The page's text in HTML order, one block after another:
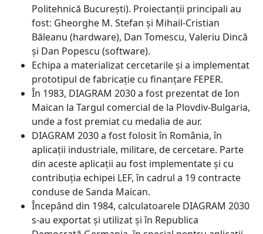
Politehnică București). Proiectanții principali au
fost: Gheorghe M. Stefan și Mihail-Cristian
Băleanu (hardware), Dan Tomescu, Valeriu Dincă
și Dan Popescu (software).
Echipa a materializat cercetarile și a implementat
prototipul de fabricație cu finanțare FEPER.
În 1983, DIAGRAM 2030 a fost prezentat de Ion
Maican la Targul comercial de la Plovdiv-Bulgaria,
unde a fost premiat cu medalia de aur.
DIAGRAM 2030 a fost folosit în România, în
aplicații industriale, militare, de cercetare. Parte
din aceste aplicații au fost implementate și cu
contribuția echipei LEF, în cadrul a 19 contracte
conduse de Sanda Maican.
Începând din 1984, calculatoarele DIAGRAM 2030
s-au exportat și utilizat și în Republica